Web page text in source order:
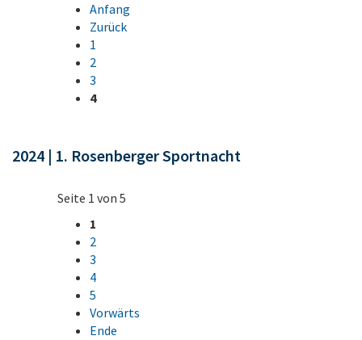
Anfang
Zurück
1
2
3
4
2024 | 1. Rosenberger Sportnacht
Seite 1 von 5
1
2
3
4
5
Vorwärts
Ende